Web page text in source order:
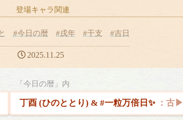
登場キャラ関連
#今日の暦 #戌年 #干支 #吉日
2025.11.25
「今日の暦」内
丁酉 (ひのととり) & #一粒万倍日✨